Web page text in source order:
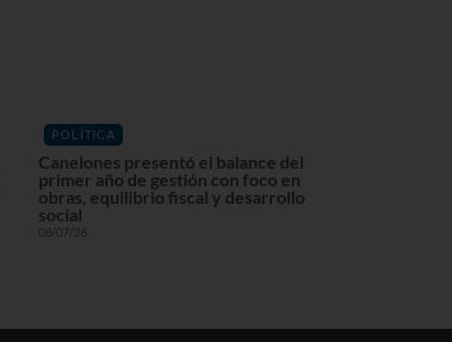
POLÍTICA
Canelones presentó el balance del
primer año de gestión con foco en
obras, equilibrio fiscal y desarrollo
social
08/07/26